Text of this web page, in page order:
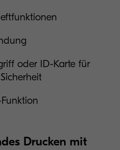
oder ID-Karte für
Drucken mit